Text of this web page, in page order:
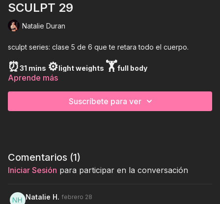
SCULPT 29
Natalie Duran
sculpt series: clase 5 de 6 que te retara todo el cuerpo.
⏰31 mins ⚙️light weights 🏋full body
Aprende más
Suscríbete para ver
Comentarios (1)
Iniciar Sesión para participar en la conversación
Natalie H. febrero 28